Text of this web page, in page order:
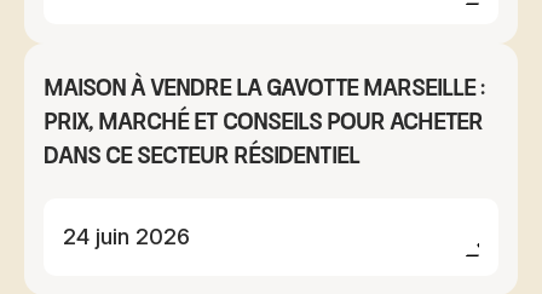
Maison à vendre La Gavotte Marseille :
prix, marché et conseils pour acheter
dans ce secteur résidentiel
24 juin 2026